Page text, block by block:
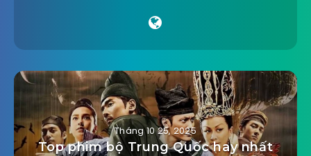
Tháng 10 25, 2025
Top phim bộ Trung Quốc hay nhất